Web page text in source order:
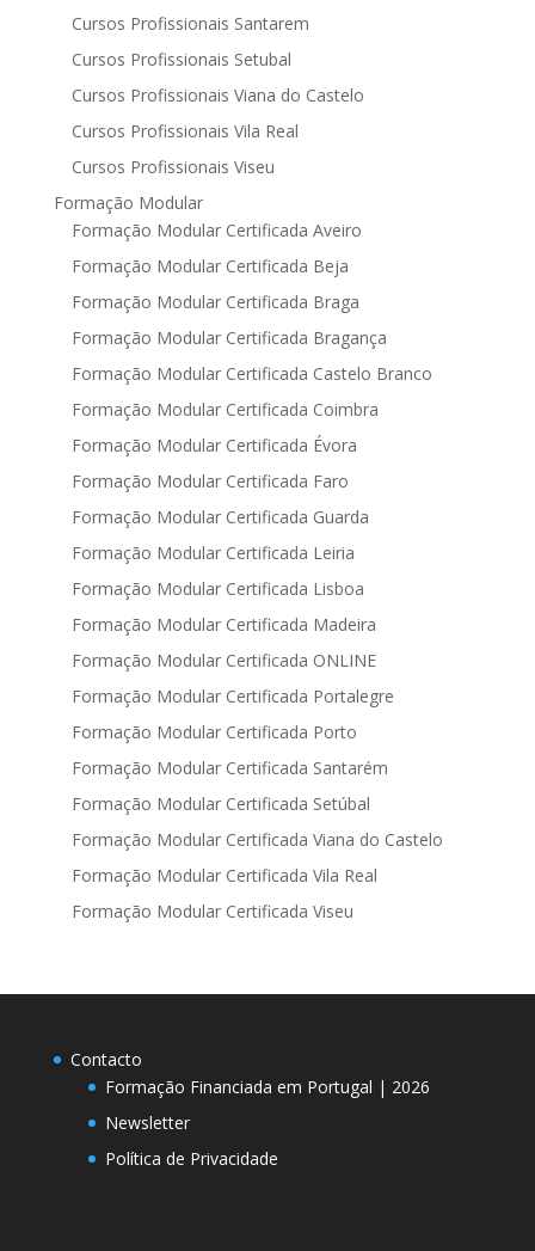
Cursos Profissionais Santarem
Cursos Profissionais Setubal
Cursos Profissionais Viana do Castelo
Cursos Profissionais Vila Real
Cursos Profissionais Viseu
Formação Modular
Formação Modular Certificada Aveiro
Formação Modular Certificada Beja
Formação Modular Certificada Braga
Formação Modular Certificada Bragança
Formação Modular Certificada Castelo Branco
Formação Modular Certificada Coimbra
Formação Modular Certificada Évora
Formação Modular Certificada Faro
Formação Modular Certificada Guarda
Formação Modular Certificada Leiria
Formação Modular Certificada Lisboa
Formação Modular Certificada Madeira
Formação Modular Certificada ONLINE
Formação Modular Certificada Portalegre
Formação Modular Certificada Porto
Formação Modular Certificada Santarém
Formação Modular Certificada Setúbal
Formação Modular Certificada Viana do Castelo
Formação Modular Certificada Vila Real
Formação Modular Certificada Viseu
Contacto
Formação Financiada em Portugal | 2026
Newsletter
Política de Privacidade